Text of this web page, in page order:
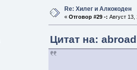
Re: Хилег и Алкокоден
« Отговор #29 -: Август
Цитат на: